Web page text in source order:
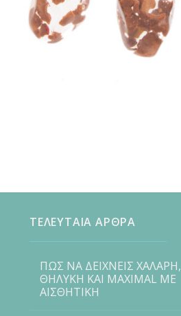
ΤΕΛΕΥΤΑΙΑ ΑΡΘΡΑ
ΠΩΣ ΝΑ ΔΕΙΧΝΕΙΣ ΧΑΛΑΡΗ,
ΘΗΛΥΚΗ ΚΑΙ MAXIMAL ΜΕ
ΑΙΣΘΗΤΙΚΗ